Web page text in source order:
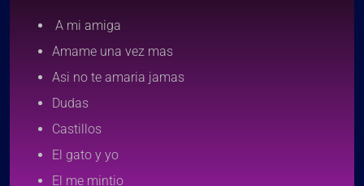
A mi amiga
Amame una vez mas
Asi no te amaria jamas
Dudas
Castillos
El gato y yo
El me mintio